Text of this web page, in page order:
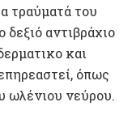
τραύματά του
δεξιό αντιβράχιο
και
όπως
ωλένιου νεύρου.